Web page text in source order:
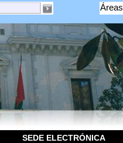
Áreas
SEDE ELECTRÓNICA